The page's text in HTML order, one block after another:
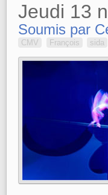
Jeudi 13
Soumis par
CMV François sida